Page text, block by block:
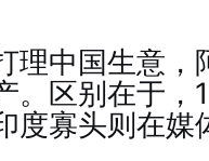
理中国生意，
。区别在于，
度寡头则在媒